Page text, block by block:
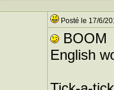
Posté le 17/6/
BOOM
English